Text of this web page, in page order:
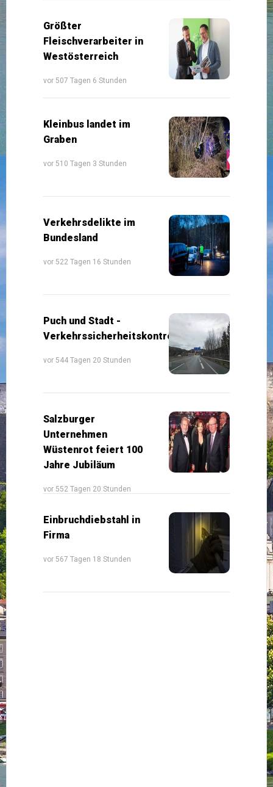
Größter
Fleischverarbeiter in
Westösterreich
vor 507 Tagen 6 Stunden
Kleinbus landet im
Graben
vor 510 Tagen 3 Stunden
Verkehrsdelikte im
Bundesland
vor 522 Tagen 16 Stunden
Puch und Stadt -
Verkehrssicherheitskontrollen
vor 544 Tagen 20 Stunden
Salzburger
Unternehmen
Wüstenrot feiert 100
Jahre Jubiläum
vor 552 Tagen 20 Stunden
Einbruchdiebstahl in
Firma
vor 567 Tagen 18 Stunden